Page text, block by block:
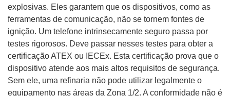
explosivas. Eles garantem que os dispositivos, como as
ferramentas de comunicação, não se tornem fontes de
ignição. Um telefone intrinsecamente seguro passa por
testes rigorosos. Deve passar nesses testes para obter a
certificação ATEX ou IECEx. Esta certificação prova que o
dispositivo atende aos mais altos requisitos de segurança.
Sem ele, uma refinaria não pode utilizar legalmente o
equipamento nas áreas da Zona 1/2. A conformidade não é